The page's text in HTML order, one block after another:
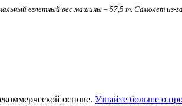
взлетный вес машины – 57,5 т. Самолет из-за
основе. Узнайте больше о